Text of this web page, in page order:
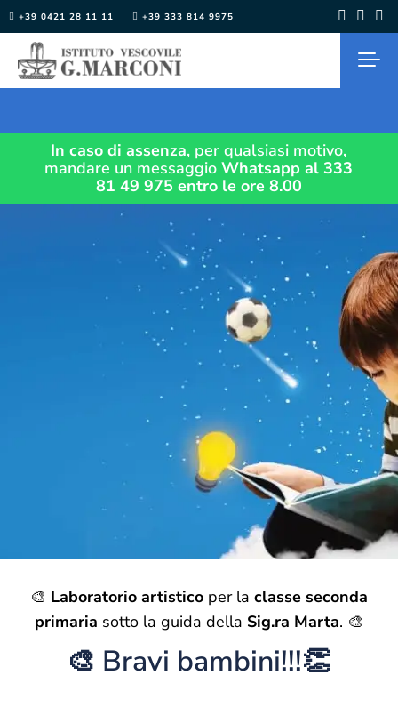
Salta
al
contenuto
+39 0421 28 11 11 +39 333 814 9975
In caso di assenza, per qualsiasi motivo,
mandare un messaggioWhatsapp al 333
81 49 975 entro le ore 8.00
🎨 Laboratorio artisticoper la classe seconda
primaria sotto la guida della Sig.ra Marta. 🎨
🎨 Bravi bambini!!!👏